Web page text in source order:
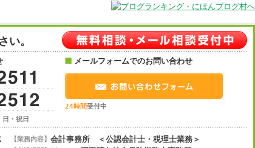
い。
・祝日
メールフォームでのお問い合わせ
24時間受付中
【業務内容】会計事務所 ＜公認会計士・税理士業務＞